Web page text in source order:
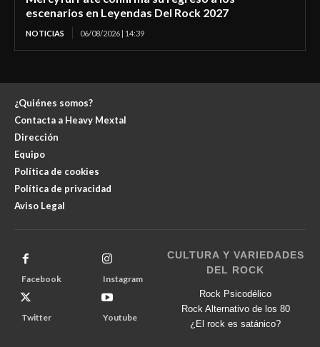
escenarios en Leyendas Del Rock 2027
NOTICIAS 06/08/2026 | 14:39
¿Quiénes somos?
Contacta a Heavy Mextal
Dirección
Equipo
Política de cookies
Política de privacidad
Aviso Legal
Facebook Instagram
Twitter Youtube
CULTURA Y VARIEDADES
DEL ROCK
Rock Psicodélico
Rock Alternativo de los 80
¿El rock es satánico?